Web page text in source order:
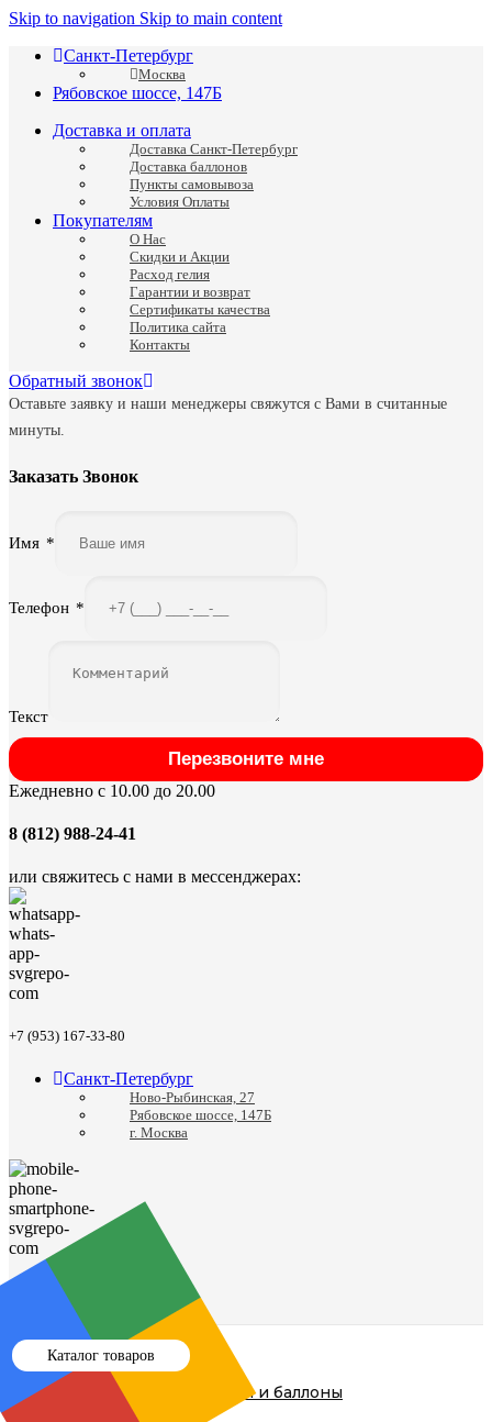
Skip to navigation Skip to main content
Санкт-Петербург
Москва
Рябовское шоссе, 147Б
Доставка и оплата
Доставка Санкт-Петербург
Доставка баллонов
Пункты самовывоза
Условия Оплаты
Покупателям
О Нас
Скидки и Акции
Расход гелия
Гарантии и возврат
Сертификаты качества
Политика сайта
Контакты
Обратный звонок
Оставьте заявку и наши менеджеры свяжутся с Вами в считанные
минуты.
Заказать Звонок
Имя *
Телефон *
Текст
Перезвоните мне
Ежедневно с 10.00 до 20.00
8 (812) 988-24-41
или свяжитесь с нами в мессенджерах:
+7 (953) 167-33-80
Санкт-Петербург
Ново-Рыбинская, 27
Рябовское шоссе, 147Б
г. Москва
8 (812) 988-24-41
Каталог товаров
Гелий и баллоны
Гелий